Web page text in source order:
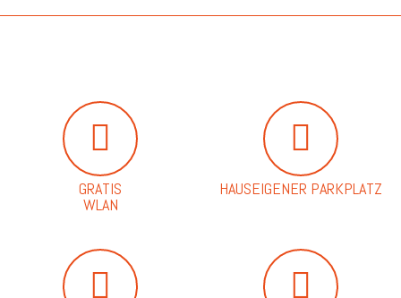
GRATIS
WLAN
HAUSEIGENER PARKPLATZ